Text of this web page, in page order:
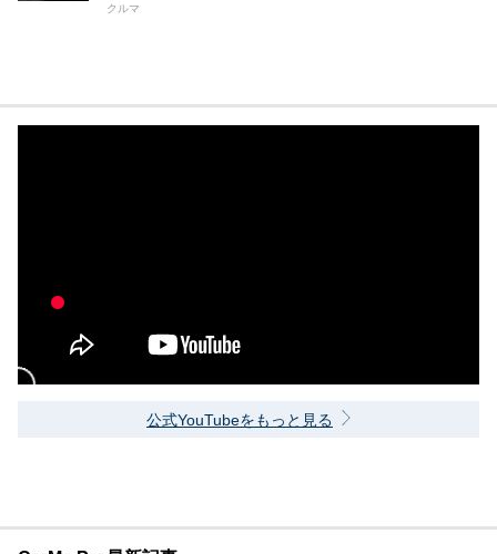
クルマ
公式YouTubeをもっと見る